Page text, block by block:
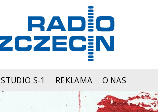
STUDIO S-1 REKLAMA O NAS